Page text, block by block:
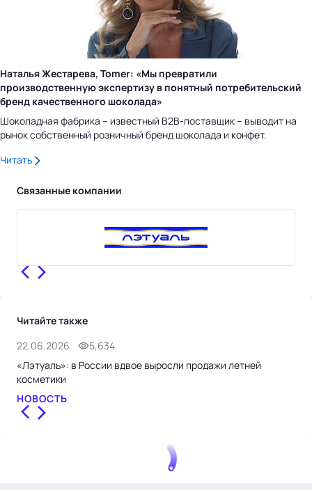
Наталья Жестарева, Tomer: «Мы превратили
производственную экспертизу в понятный потребительский
бренд качественного шоколада»
Шоколадная фабрика – известный B2B-поставщик – выводит на
рынок собственный розничный бренд шоколада и конфет.
Читать
Связанные компании
Читайте также
22.06.2026
5,634
«Лэтуаль»: в России вдвое выросли продажи летней
косметики
НОВОСТЬ